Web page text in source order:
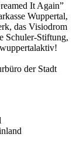
It Again”
Wuppertal,
das Visiodrom
Schuler-Stiftung,
der Stadt